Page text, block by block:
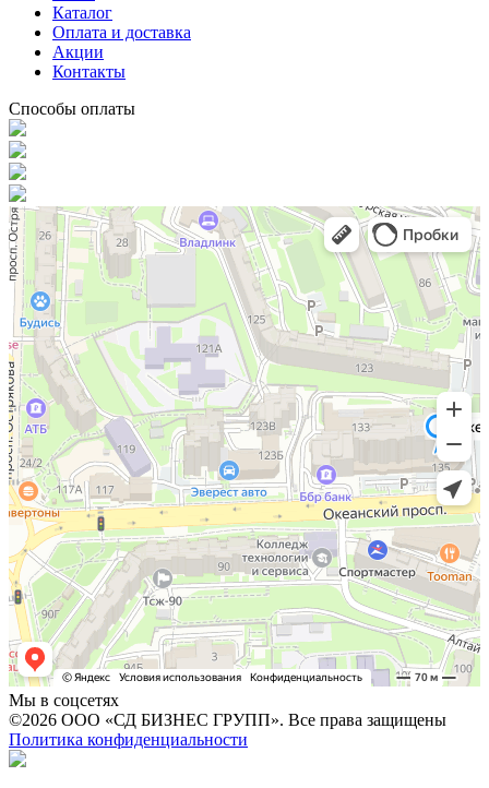
Каталог
Оплата и доставка
Акции
Контакты
Способы оплаты
Мы в соцсетях
©2026 ООО «СД БИЗНЕС ГРУПП». Все права защищены
Политика конфиденциальности